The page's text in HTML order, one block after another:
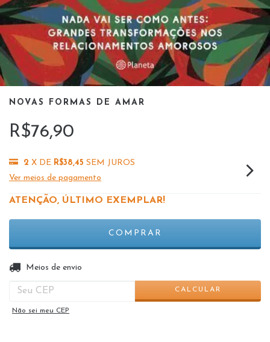
NOVAS FORMAS DE AMAR
R$76,90
2 X DE R$38,45 SEM JUROS
Ver meios de pagamento
ATENÇÃO, ÚLTIMO EXEMPLAR!
Entregas para o CEP:
Meios de envio
CALCULAR
Não sei meu CEP